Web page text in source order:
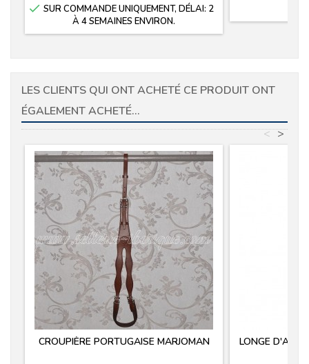
 SUR COMMANDE UNIQUEMENT, DÉLAI: 2
À 4 SEMAINES ENVIRON.
LES CLIENTS QUI ONT ACHETÉ CE PRODUIT ONT
ÉGALEMENT ACHETÉ...
>
<
CROUPIÈRE PORTUGAISE MARJOMAN LONGE